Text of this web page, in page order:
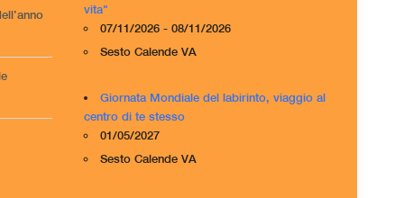
vita"
07/11/2026 - 08/11/2026
Sesto Calende VA
Giornata Mondiale del labirinto, viaggio al
centro di te stesso
01/05/2027
Sesto Calende VA